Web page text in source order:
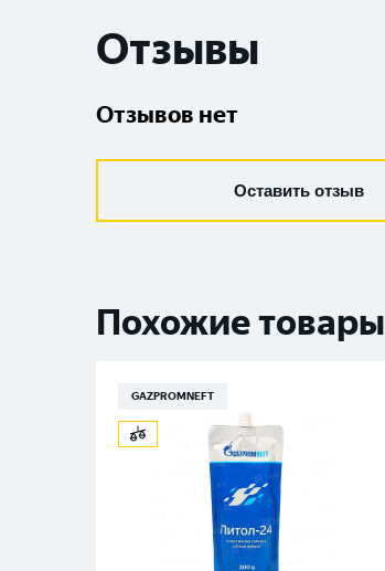
Отзывы
Отзывов нет
Оставить отзыв
Похожие товары
GAZPROMNEFT